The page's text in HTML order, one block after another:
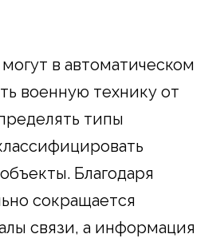
в автоматическом
военную технику от
типы
Благодаря
сокращается
связи, а информация